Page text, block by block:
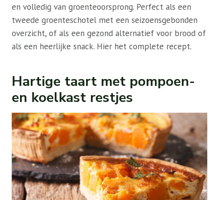
en volledig van groenteoorsprong. Perfect als een
tweede groenteschotel met een seizoensgebonden
overzicht, of als een gezond alternatief voor brood of
als een heerlijke snack. Hier het complete recept.
Hartige taart met pompoen-
en koelkast restjes